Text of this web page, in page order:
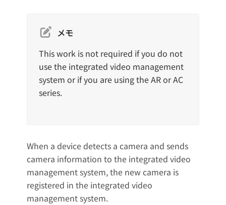
メモ
This work is not required if you do not
use the integrated video management
system or if you are using the AR or AC
series.
When a device detects a camera and sends
camera information to the integrated video
management system, the new camera is
registered in the integrated video
management system.